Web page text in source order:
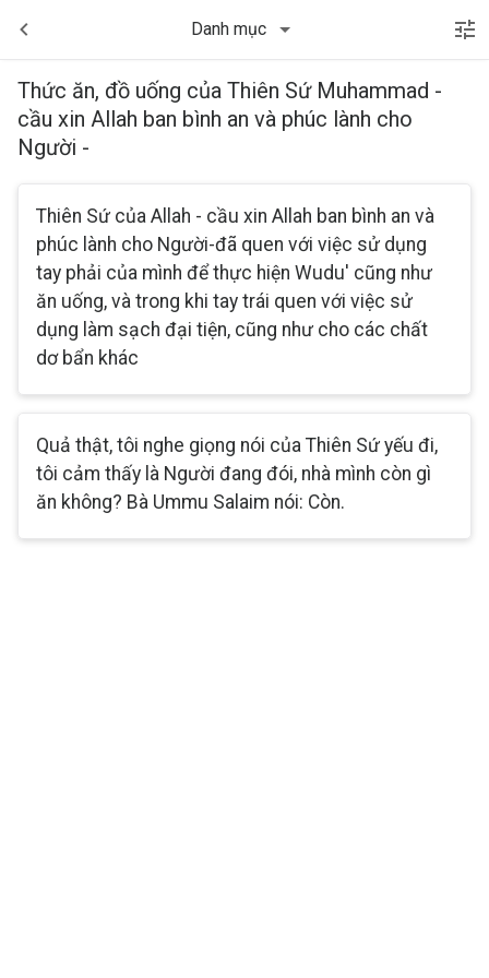
Danh mục
Thức ăn, đồ uống của Thiên Sứ Muhammad -
cầu xin Allah ban bình an và phúc lành cho
Người -
Thiên Sứ của Allah - cầu xin Allah ban bình an và
phúc lành cho Người-đã quen với việc sử dụng
tay phải của mình để thực hiện Wudu' cũng như
ăn uống, và trong khi tay trái quen với việc sử
dụng làm sạch đại tiện, cũng như cho các chất
dơ bẩn khác
Quả thật, tôi nghe giọng nói của Thiên Sứ yếu đi,
tôi cảm thấy là Người đang đói, nhà mình còn gì
ăn không? Bà Ummu Salaim nói: Còn.